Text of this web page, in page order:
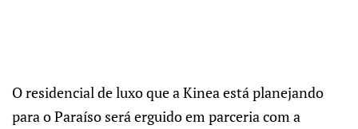
O residencial de luxo que a Kinea está planejando
para o Paraíso será erguido em parceria com a